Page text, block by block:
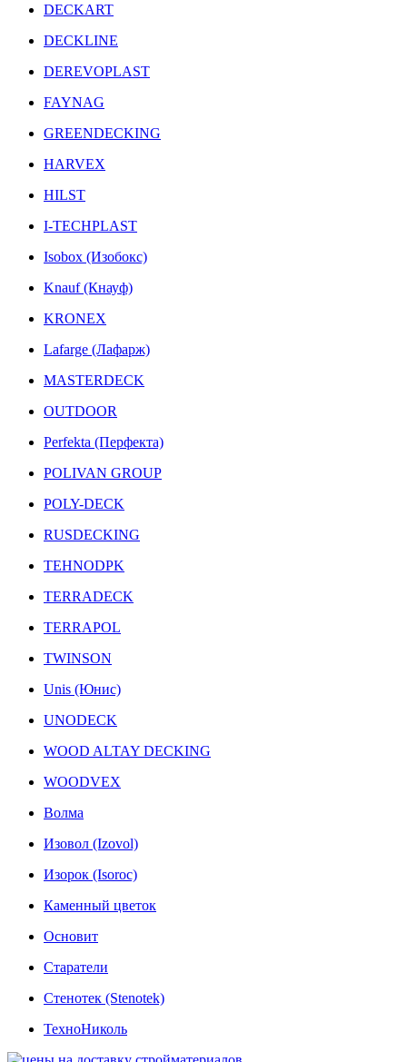
DECKART
DECKLINE
DEREVOPLAST
FAYNAG
GREENDECKING
HARVEX
HILST
I-TECHPLAST
Isobox (Изобокс)
Knauf (Кнауф)
KRONEX
Lafarge (Лафарж)
MASTERDECK
OUTDOOR
Perfekta (Перфекта)
POLIVAN GROUP
POLY-DECK
RUSDECKING
TEHNODPK
TERRADECK
TERRAPOL
TWINSON
Unis (Юнис)
UNODECK
WOOD ALTAY DECKING
WOODVEX
Волма
Изовол (Izovol)
Изорок (Isoroc)
Каменный цветок
Основит
Старатели
Стенотек (Stenotek)
ТехноНиколь